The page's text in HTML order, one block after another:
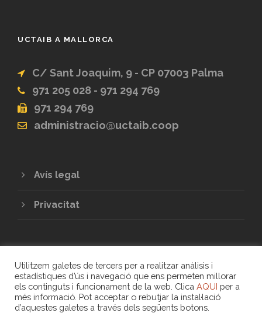
UCTAIB A MALLORCA
C/ Sant Joaquim, 9 - CP 07003 Palma
971 205 028 - 971 294 769
971 294 769
administracio@uctaib.coop
Avís legal
Privacitat
COPYRIGHT 2020 - UNIÓ DE COOPERATIVES
DE TREBALL ASSOCIAT DE LES ILLES
Utilitzem galetes de tercers per a realitzar anàlisis i
estadístiques d’ús i navegació que ens permeten millorar
els continguts i funcionament de la web. Clica AQUI per a
més informació. Pot acceptar o rebutjar la instal·lació
d’aquestes galetes a través dels següents botons.